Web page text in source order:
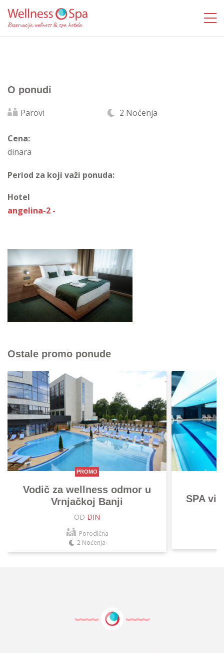
O ponudi
Parovi 2 Noćenja
Cena:
dinara
Period za koji važi ponuda:
Hotel
angelina-2 -
Ostale promo ponude
PROMO
Vodič za wellness odmor u
Vrnjačkoj Banji
OD DIN
Porodična
2 Noćenja
SPA